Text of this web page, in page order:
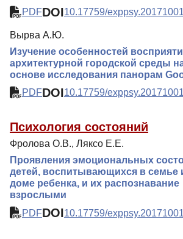
PDFDOI10.17759/
Вырва А.Ю.
Изучение особенностей
архитектурной городской среды
основе исследования панорам
PDFDOI10.17759/
Психология состояний
Фролова О.В., Ляксо Е.Е.
Проявления эмоциональных
детей, воспитывающихся в семье
доме ребенка, и их распознавание
взрослыми
PDFDOI10.17759/